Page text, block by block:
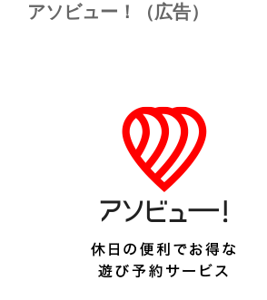
アソビュー！（広告）